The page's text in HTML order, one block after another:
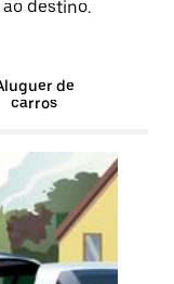
destino.
de
carros